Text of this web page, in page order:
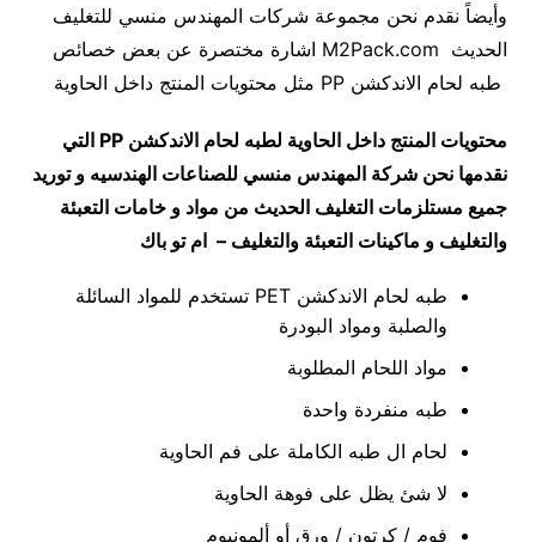
وأيضاً نقدم نحن مجموعة شركات المهندس منسي للتغليف
الحديث M2Pack.com اشارة مختصرة عن بعض خصائص
طبه لحام الاندكشن PP مثل محتويات المنتج داخل الحاوية
محتويات المنتج داخل الحاوية لطبه لحام الاندكشن PP التي
نقدمها نحن شركة المهندس منسي للصناعات الهندسيه و توريد
جميع مستلزمات التغليف الحديث من مواد و خامات التعبئة
والتغليف و ماكينات التعبئة والتغليف – ام تو باك
طبه لحام الاندكشن PET تستخدم للمواد السائلة
والصلبة ومواد البودرة
مواد اللحام المطلوبة
طبه منفردة واحدة
لحام ال طبه الكاملة على فم الحاوية
لا شئ يظل على فوهة الحاوية
فوم / كرتون / ورق أو ألمونيوم